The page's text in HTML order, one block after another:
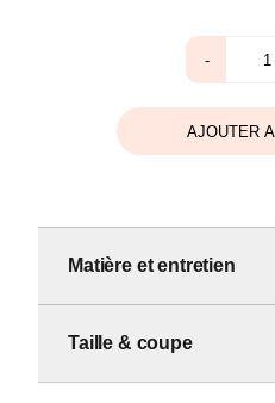
de
Baskets
star
bleu
-
AJOUTER
Matière et entretien
Taille & coupe